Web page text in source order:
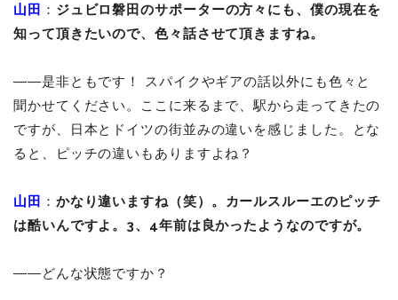
山田 ： ジュビロ磐田のサポーターの方々にも、僕の現在を
知って頂きたいので、色々話させて頂きますね。
――是非ともです！ スパイクやギアの話以外にも色々と
聞かせてください。ここに来るまで、駅から走ってきたの
ですが、日本とドイツの街並みの違いを感じました。とな
ると、ピッチの違いもありますよね？
山田 ： かなり違いますね（笑）。カールスルーエのピッチ
は酷いんですよ。3、4年前は良かったようなのですが。
――どんな状態ですか？